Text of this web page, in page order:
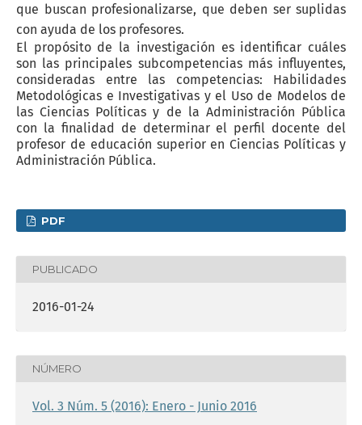
que buscan profesionalizarse, que deben ser suplidas
con ayuda de los profesores.
El propósito de la investigación es identificar cuáles
son las principales subcompetencias más influyentes,
consideradas entre las competencias: Habilidades
Metodológicas e Investigativas y el Uso de Modelos de
las Ciencias Políticas y de la Administración Pública
con la finalidad de determinar el perfil docente del
profesor de educación superior en Ciencias Políticas y
Administración Pública.
PDF
PUBLICADO
2016-01-24
NÚMERO
Vol. 3 Núm. 5 (2016): Enero - Junio 2016